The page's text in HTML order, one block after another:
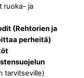
ruoka- ja
(Rehtorien ja
perheitä)
tarvitseville)